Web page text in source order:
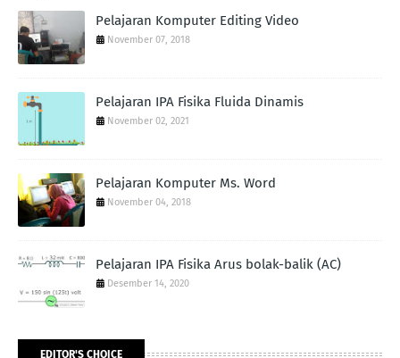
Pelajaran Komputer Editing Video
November 07, 2018
Pelajaran IPA Fisika Fluida Dinamis
November 02, 2021
Pelajaran Komputer Ms. Word
November 04, 2018
Pelajaran IPA Fisika Arus bolak-balik (AC)
Desember 14, 2020
EDITOR'S CHOICE